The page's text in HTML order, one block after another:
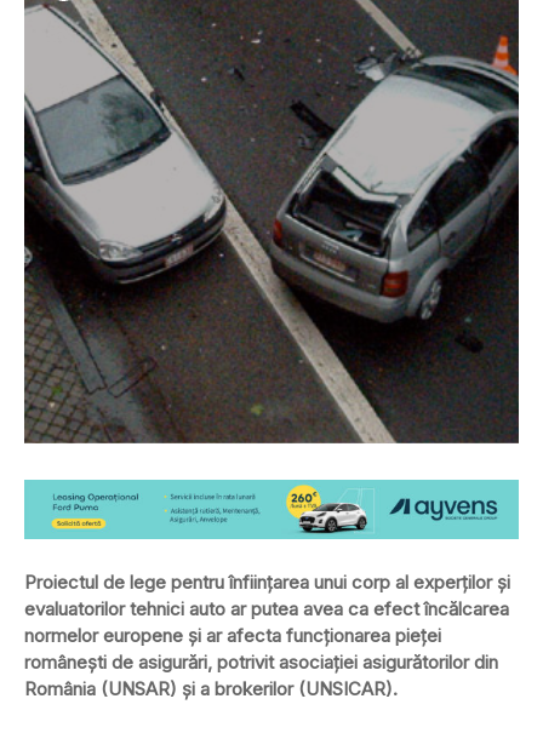
Proiectul de lege pentru înfiinţarea unui corp al experţilor şi
evaluatorilor tehnici auto ar putea avea ca efect încălcarea
normelor europene şi ar afecta funcţionarea pieţei
româneşti de asigurări, potrivit asociaţiei asigurătorilor din
România (UNSAR) şi a brokerilor (UNSICAR).